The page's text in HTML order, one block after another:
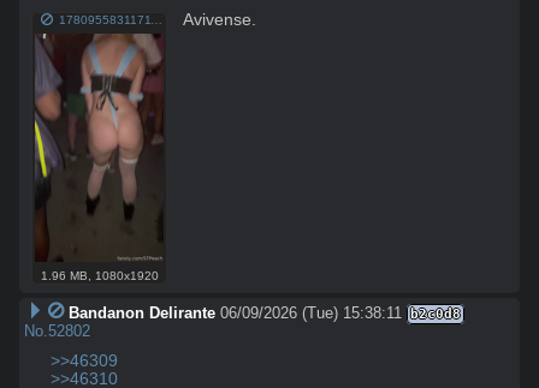
1.96 MB 1080x1920
Avivense.
Bandanon Delirante 06/09/2026 (Tue) 15:38:11 b2c0d8
No.52802
>>46309
>>46310